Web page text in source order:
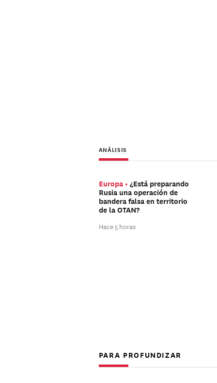
ANÁLISIS
Europa
¿Está preparando
Rusia una operación de
bandera falsa en territorio
de la OTAN?
Hace 5 horas
PARA PROFUNDIZAR